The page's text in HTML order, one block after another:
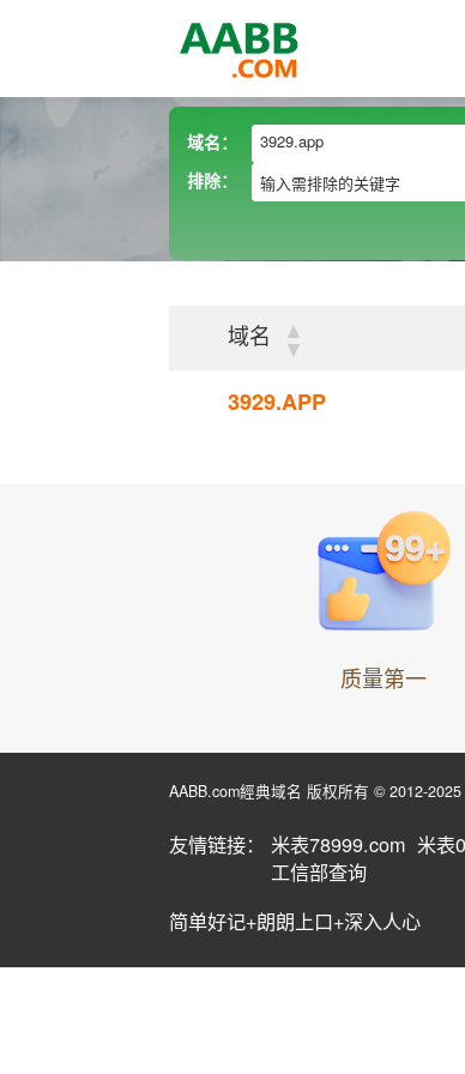
域名：
排除：
域名 ▲
▼
3929.APP
质量第一
AABB.com經典域名 版权所有 © 2012-2025
友情链接： 米表78999.com 米表
工信部查询
简单好记+朗朗上口+深入人心